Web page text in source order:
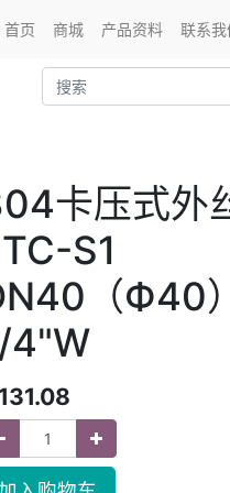
首页 商城 产品资料 联系我
卡压式外
S1
（Ф40
4"W